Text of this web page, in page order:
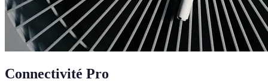
Connectivité Pro